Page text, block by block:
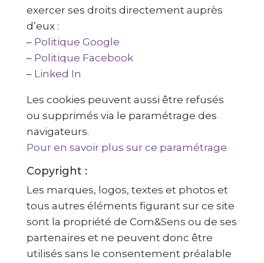
exercer ses droits directement auprès
d’eux :
– Politique Google
– Politique Facebook
– Linked In
Les cookies peuvent aussi être refusés
ou supprimés via le paramétrage des
navigateurs.
Pour en savoir plus sur ce paramétrage
Copyright :
Les marques, logos, textes et photos et
tous autres éléments figurant sur ce site
sont la propriété de Com&Sens ou de ses
partenaires et ne peuvent donc être
utilisés sans le consentement préalable